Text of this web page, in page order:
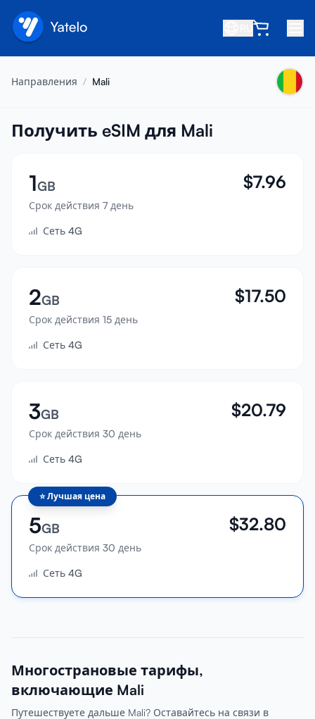
О нас
Пригласить друга
Стать партнёром
Центр помощи
Поддержка
Совместимость устройств
Войти
Направления / Mali
Получить eSIM для Mali
1GB
Срок действия 7 день
$7.96
Сеть 4G
2GB
Срок действия 15 день
$17.50
Сеть 4G
3GB
Срок действия 30 день
$20.79
Сеть 4G
⭐Лучшая цена
5GB
Срок действия 30 день
$32.80
Сеть 4G
Многострановые тарифы,
включающие Mali
Путешествуете дальше Mali? Оставайтесь на связи в